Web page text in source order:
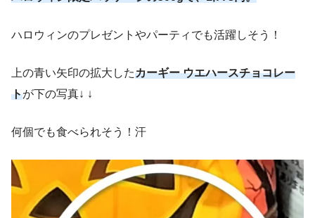
ハロウィンのプレゼントやパーティでも活躍しそう！
上の青い矢印の拡大したカーギー ウエハースチョコレー
トが下の写真↓ ↓
何個でも食べられそう！汗